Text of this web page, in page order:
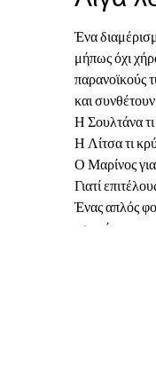
Ένα
μήπως όχι
παρανοϊκούς
και
Η Σουλτάνα τι
Η Λίτσα τι
Ο Μαρίνος
Γιατί
Ένας απλός
ιστορία;